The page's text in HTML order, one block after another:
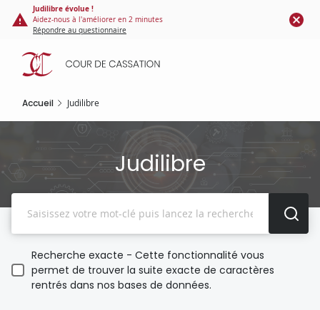
Panneau de gestion des cookies
contenu
principal
Judilibre évolue !
Aidez-nous à l'améliorer en 2 minutes
Répondre au questionnaire
Accueil Judilibre
Judilibre
Recherche exacte - Cette fonctionnalité vous
permet de trouver la suite exacte de caractères
rentrés dans nos bases de données.